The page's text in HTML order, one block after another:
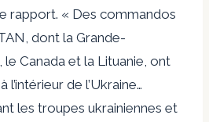
rapport. « Des commandos
dont la Grande-
le Canada et la Lituanie, ont
de l’Ukraine…
les troupes ukrainiennes et